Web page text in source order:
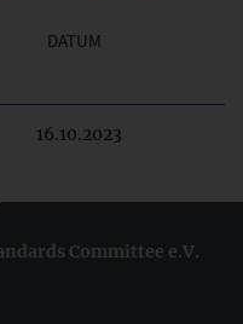
DATUM
16.10.2023
Committee e.V.